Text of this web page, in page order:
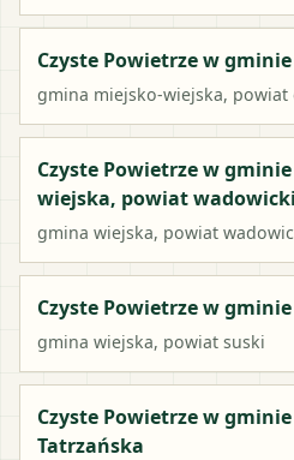
Czyste Powietrze w gminie
gmina miejsko-wiejska, powiat
Czyste Powietrze w
wiejska, powiat
gmina wiejska, powiat
Czyste Powietrze w
gmina wiejska, powiat suski
Czyste Powietrze w
Tatrzańska